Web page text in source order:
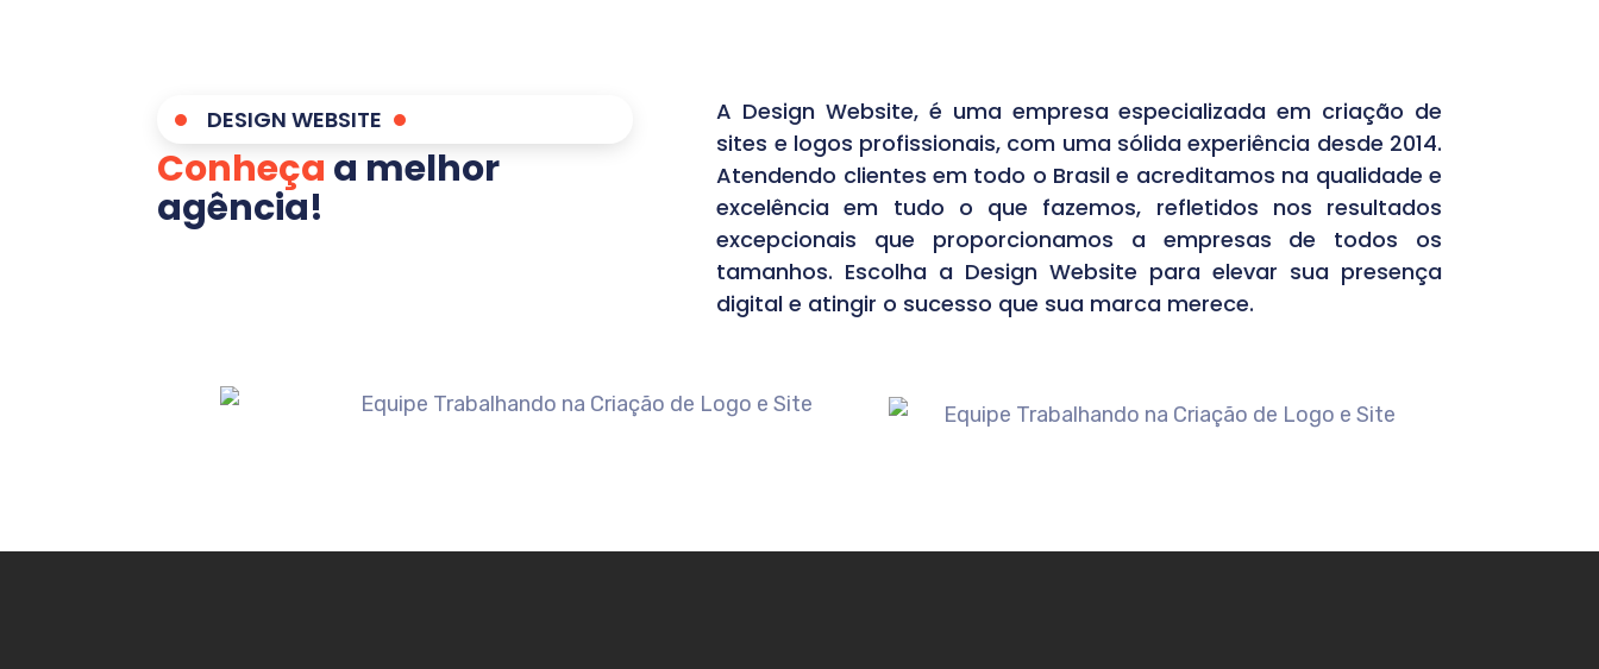
DESIGN WEBSITE
Conheça a melhor
agência!
A Design Website, é uma empresa especializada em criação de
sites e logos profissionais, com uma sólida experiência desde 2014.
Atendendo clientes em todo o Brasil e acreditamos na qualidade e
excelência em tudo o que fazemos, refletidos nos resultados
excepcionais que proporcionamos a empresas de todos os
tamanhos. Escolha a Design Website para elevar sua presença
digital e atingir o sucesso que sua marca merece.